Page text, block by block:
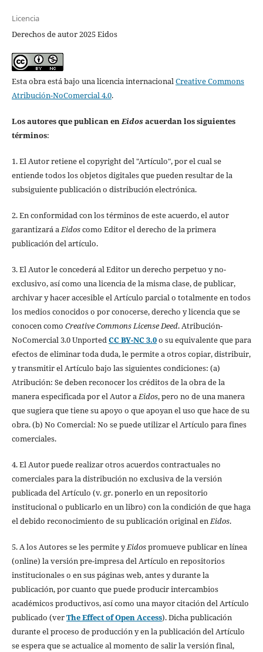
Licencia
Derechos de autor 2025 Eidos
Esta obra está bajo una licencia internacionalCreative Commons
Atribución-NoComercial 4.0.
Los autores que publican enEidosacuerdan los siguientes
términos:
1. El Autor retiene el copyright del "Artículo", por el cual se
entiende todos los objetos digitales que pueden resultar de la
subsiguiente publicación o distribución electrónica.
2. En conformidad con los términos de este acuerdo, el autor
garantizará aEidoscomo Editor el derecho de la primera
publicación del artículo.
3. El Autor le concederá al Editor un derecho perpetuo y no-
exclusivo, así como una licencia de la misma clase, de publicar,
archivar y hacer accesible el Artículo parcial o totalmente en todos
los medios conocidos o por conocerse, derecho y licencia que se
conocen como Creative Commons License Deed. Atribución-
NoComercial 3.0 UnportedCC BY-NC 3.0o su equivalente que para
efectos de eliminar toda duda, le permite a otros copiar, distribuir,
y transmitir el Artículo bajo las siguientes condiciones: (a)
Atribución: Se deben reconocer los créditos de la obra de la
manera especificada por el Autor aEidos, pero no de una manera
que sugiera que tiene su apoyo o que apoyan el uso que hace de su
obra. (b) No Comercial: No se puede utilizar el Artículo para fines
comerciales.
4. El Autor puede realizar otros acuerdos contractuales no
comerciales para la distribución no exclusiva de la versión
publicada del Artículo (v. gr. ponerlo en un repositorio
institucional o publicarlo en un libro) con la condición de que haga
el debido reconocimiento de su publicación original enEidos.
5. A los Autores se les permite yEidospromueve publicar en línea
(online) la versión pre-impresa del Artículo en repositorios
institucionales o en sus páginas web, antes y durante la
publicación, por cuanto que puede producir intercambios
académicos productivos, así como una mayor citación del Artículo
publicado (verThe Effect of Open Access). Dicha publicación
durante el proceso de producción y en la publicación del Artículo
se espera que se actualice al momento de salir la versión final,